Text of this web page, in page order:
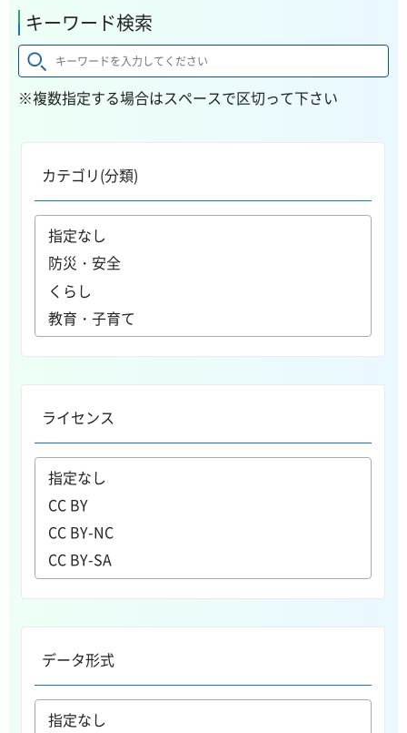
キーワード検索
※複数指定する場合はスペースで区切って下さい
カテゴリ(分類)
ライセンス
データ形式